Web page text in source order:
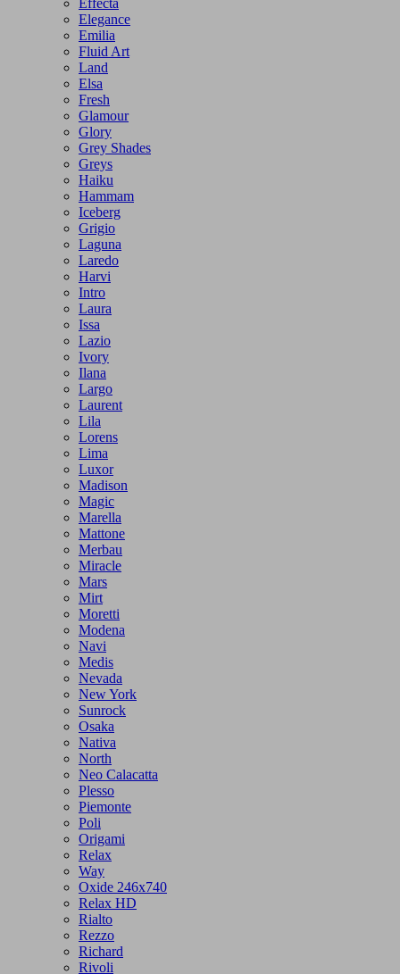
Elegance
Emilia
Fluid Art
Land
Elsa
Fresh
Glamour
Glory
Grey Shades
Greys
Haiku
Hammam
Iceberg
Grigio
Laguna
Laredo
Harvi
Intro
Laura
Issa
Lazio
Ivory
Ilana
Largo
Laurent
Lila
Lorens
Lima
Luxor
Madison
Magic
Marella
Mattone
Merbau
Miracle
Mars
Mirt
Moretti
Modena
Navi
Medis
Nevada
New York
Sunrock
Osaka
Nativa
North
Neo Calacatta
Plesso
Piemonte
Poli
Origami
Relax
Way
Oxide 246x740
Relax HD
Rialto
Rezzo
Richard
Rivoli